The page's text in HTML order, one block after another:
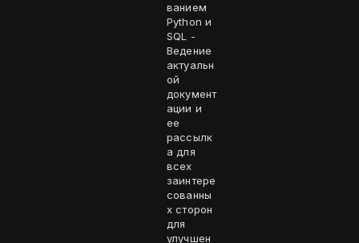
ванием
Python и
SQL -
Ведение
актуальн
ой
документ
ации и
ее
рассылк
а для
всех
заинтере
сованны
х сторон
для
улучшен